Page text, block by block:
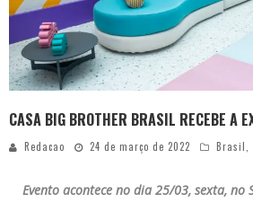
CASA BIG BROTHER BRASIL RECEBE A
Redacao 24 de março de 2022 Brasil,
Evento acontece no dia 25/03, sexta, no